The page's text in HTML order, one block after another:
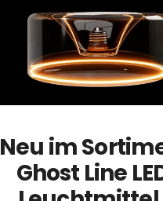
Neu im
Ghost Line